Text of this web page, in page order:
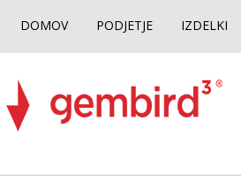
DOMOV PODJETJE IZDELKI